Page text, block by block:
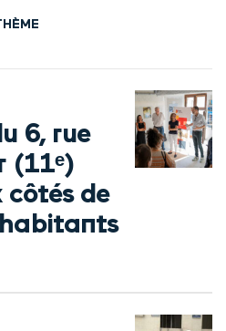
6, rue
(11ᵉ)
côtés de
habitants